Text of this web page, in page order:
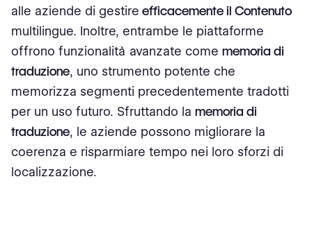
alle aziende di gestire efficacemente il Contenuto
multilingue. Inoltre, entrambe le piattaforme
offrono funzionalità avanzate come memoria di
traduzione, uno strumento potente che
memorizza segmenti precedentemente tradotti
per un uso futuro. Sfruttando la memoria di
traduzione, le aziende possono migliorare la
coerenza e risparmiare tempo nei loro sforzi di
localizzazione.